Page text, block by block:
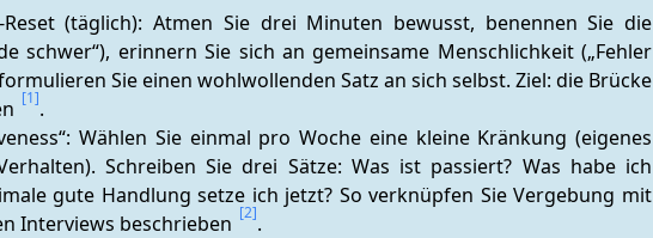
(täglich): Atmen Sie drei Minuten bewusst, benennen Sie die
schwer“), erinnern Sie sich an gemeinsame Menschlichkeit („Fehler
Sie einen wohlwollenden Satz an sich selbst. Ziel: die Brücke
[1].
Wählen Sie einmal pro Woche eine kleine Kränkung (eigenes
Schreiben Sie drei Sätze: Was ist passiert? Was habe ich
gute Handlung setze ich jetzt? So verknüpfen Sie Vergebung mit
Interviews beschrieben [2].